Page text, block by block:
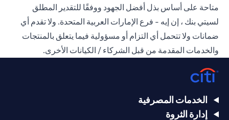
متاحة على أساس بذل أفضل الجهود ووفقًا للتقدير المطلق
لسيتي بنك ، إن إيه - فرع الإمارات العربية المتحدة. ولا تقدم أي
ضمانات ولا تتحمل أي التزام أو مسؤولية فيما يتعلق بالمنتجات
والخدمات المقدمة من قبل الشركاء / الكيانات الأخرى.
الخدمات المصرفية
إدارة الثروة